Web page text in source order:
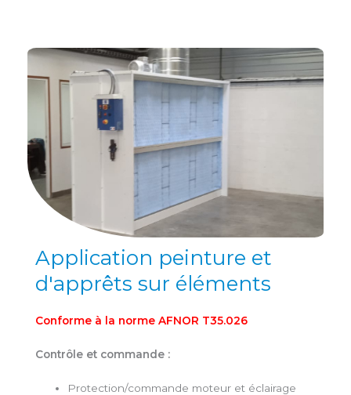
Application peinture et
d'apprêts sur éléments
Conforme à la norme AFNOR T35.026
Contrôle et commande :
Protection/commande moteur et éclairage